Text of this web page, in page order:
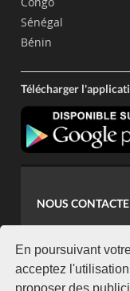
En poursuivant
acceptez
proposer des
Sénégal
Bénin
Télécharger
NOUS
+225 07 08